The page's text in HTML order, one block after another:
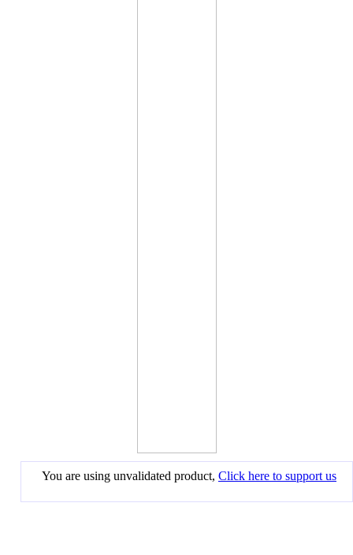
You are using unvalidated product, Click here to support us